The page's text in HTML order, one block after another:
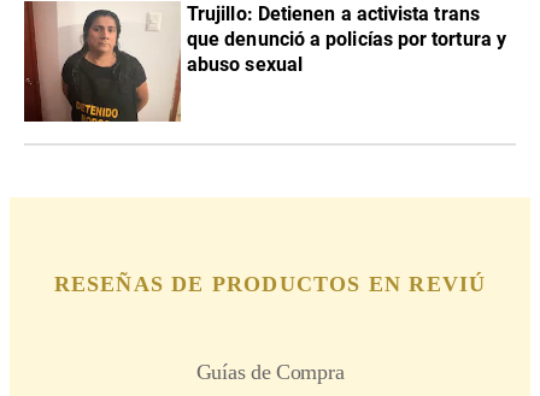
Trujillo: Detienen a activista trans
que denunció a policías por tortura y
abuso sexual